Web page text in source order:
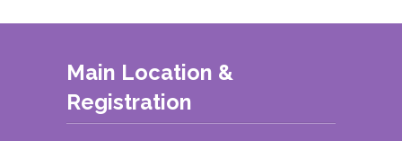
Main Location &
Registration